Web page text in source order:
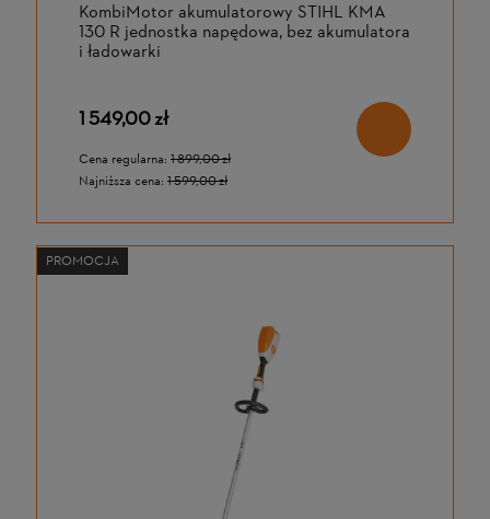
KombiMotor akumulatorowy STIHL KMA
130 R jednostka napędowa, bez akumulatora
i ładowarki
1 549,00 zł
Cena regularna: 1 899,00 zł
Najniższa cena: 1 599,00 zł
PROMOCJA